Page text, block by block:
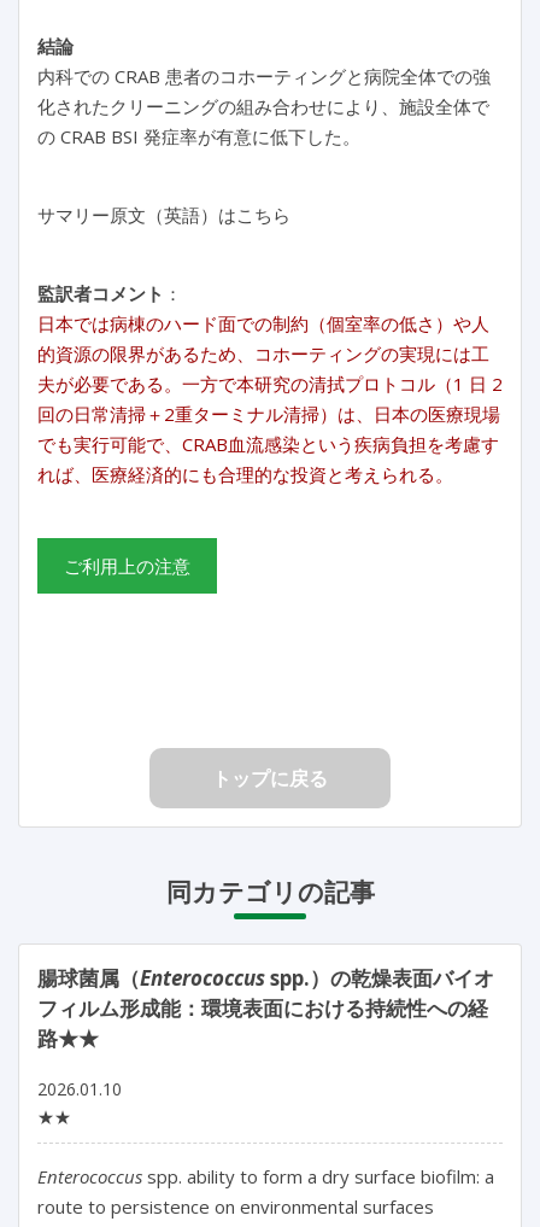
結論
内科での CRAB 患者のコホーティングと病院全体での強
化されたクリーニングの組み合わせにより、施設全体で
の CRAB BSI 発症率が有意に低下した。
サマリー原文（英語）はこちら
監訳者コメント ：
日本では病棟のハード面での制約（個室率の低さ）や人
的資源の限界があるため、コホーティングの実現には工
夫が必要である。一方で本研究の清拭プロトコル（1 日 2
回の日常清掃＋2重ターミナル清掃）は、日本の医療現場
でも実行可能で、CRAB血流感染という疾病負担を考慮す
れば、医療経済的にも合理的な投資と考えられる。
ご利用上の注意
トップに戻る
同カテゴリの記事
腸球菌属（Enterococcusspp.）の乾燥表面バイオ
フィルム形成能：環境表面における持続性への経
路★★
2026.01.10
★★
Enterococcus spp. ability to form a dry surface biofilm: a
route to persistence on environmental surfaces